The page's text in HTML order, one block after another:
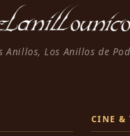
Los Anillos de
CINE &